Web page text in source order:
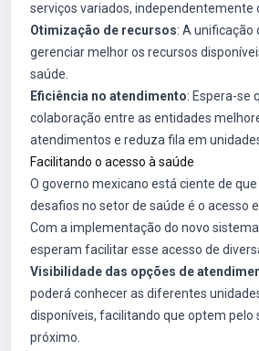
serviços variados, independentemente
Otimização de recursos: A unificação
gerenciar melhor os recursos
saúde.
Eficiência no atendimento: Espera-se
colaboração entre as entidades
atendimentos e reduza fila em
Facilitando o acesso à saúde
O governo mexicano está ciente de
desafios no setor de saúde é o acesso
Com a implementação do novo
esperam facilitar esse acesso de
Visibilidade das opções de
poderá conhecer as diferentes
disponíveis, facilitando que optem pelo
próximo.